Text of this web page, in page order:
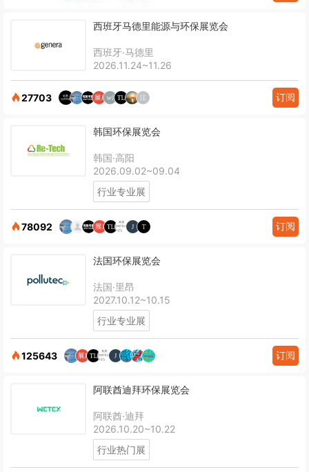
西班牙马德里能源与环保展览会
西班牙·马德里
2026.11.24~11.26
27703 订阅
韩国环保展览会
韩国·高阳
2026.09.02~09.04
行业专业展
78092 订阅
法国环保展览会
法国·里昂
2027.10.12~10.15
行业专业展
125643 订阅
阿联酋迪拜环保展览会
阿联酋·迪拜
2026.10.20~10.22
行业热门展